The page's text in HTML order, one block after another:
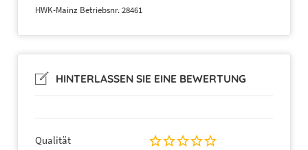
HWK-Mainz Betriebsnr. 28461
HINTERLASSEN SIE EINE BEWERTUNG
Qualität